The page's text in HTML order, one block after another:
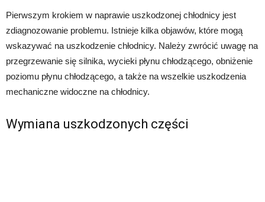
Pierwszym krokiem w naprawie uszkodzonej chłodnicy jest
zdiagnozowanie problemu. Istnieje kilka objawów, które mogą
wskazywać na uszkodzenie chłodnicy. Należy zwrócić uwagę na
przegrzewanie się silnika, wycieki płynu chłodzącego, obniżenie
poziomu płynu chłodzącego, a także na wszelkie uszkodzenia
mechaniczne widoczne na chłodnicy.
Wymiana uszkodzonych części